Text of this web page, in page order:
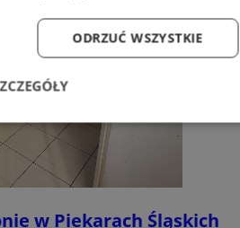
w Piekarach Śląskich
ODRZUĆ WSZYSTKIE
Wydajność Targetowanie